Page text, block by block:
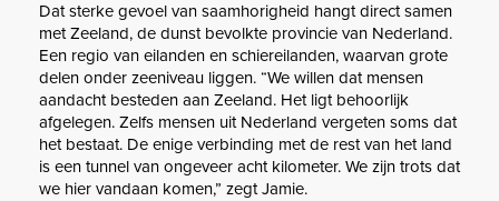
Dat sterke gevoel van saamhorigheid hangt direct samen
met Zeeland, de dunst bevolkte provincie van Nederland.
Een regio van eilanden en schiereilanden, waarvan grote
delen onder zeeniveau liggen. “We willen dat mensen
aandacht besteden aan Zeeland. Het ligt behoorlijk
afgelegen. Zelfs mensen uit Nederland vergeten soms dat
het bestaat. De enige verbinding met de rest van het land
is een tunnel van ongeveer acht kilometer. We zijn trots dat
we hier vandaan komen,” zegt Jamie.